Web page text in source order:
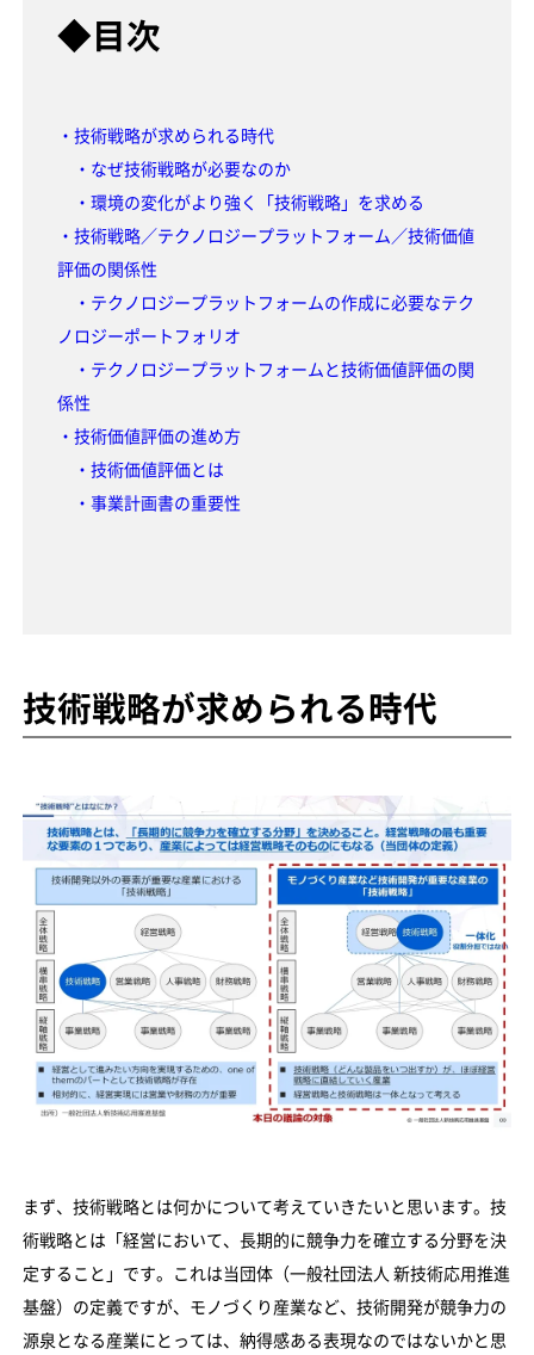
◆目次
・技術戦略が求められる時代
・なぜ技術戦略が必要なのか
・環境の変化がより強く「技術戦略」を求める
・技術戦略／テクノロジープラットフォーム／技術価値
評価の関係性
・テクノロジープラットフォームの作成に必要なテク
ノロジーポートフォリオ
・テクノロジープラットフォームと技術価値評価の関
係性
・技術価値評価の進め方
・技術価値評価とは
・事業計画書の重要性
技術戦略が求められる時代
まず、技術戦略とは何かについて考えていきたいと思います。技
術戦略とは「経営において、長期的に競争力を確立する分野を決
定すること」です。これは当団体（一般社団法人 新技術応用推進
基盤）の定義ですが、モノづくり産業など、技術開発が競争力の
源泉となる産業にとっては、納得感ある表現なのではないかと思